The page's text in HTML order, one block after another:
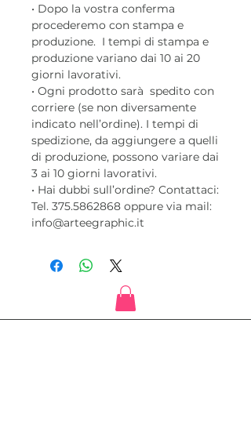
• Dopo la vostra conferma
procederemo con stampa e
produzione. I tempi di stampa e
produzione variano dai 10 ai 20
giorni lavorativi.
• Ogni prodotto sarà spedito con
corriere (se non diversamente
indicato nell’ordine). I tempi di
spedizione, da aggiungere a quelli
di produzione, possono variare dai
3 ai 10 giorni lavorativi.
• Hai dubbi sull’ordine? Contattaci:
Tel. 375.5862868 oppure via mail:
info@arteegraphic.it